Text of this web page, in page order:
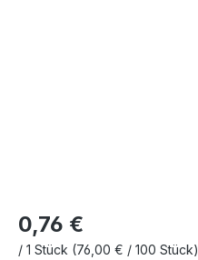
0,76 €
/ 1 Stück (76,00 € / 100 Stück)